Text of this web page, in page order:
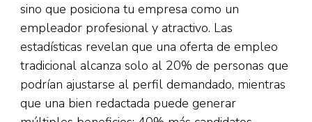
sino que posiciona tu empresa como un
empleador profesional y atractivo. Las
estadísticas revelan que una oferta de empleo
tradicional alcanza solo al 20% de personas que
podrían ajustarse al perfil demandado, mientras
que una bien redactada puede generar